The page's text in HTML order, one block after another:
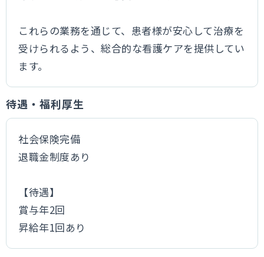
これらの業務を通じて、患者様が安心して治療を
受けられるよう、総合的な看護ケアを提供してい
ます。
待遇・福利厚生
社会保険完備
退職金制度あり
【待遇】
賞与年2回
昇給年1回あり